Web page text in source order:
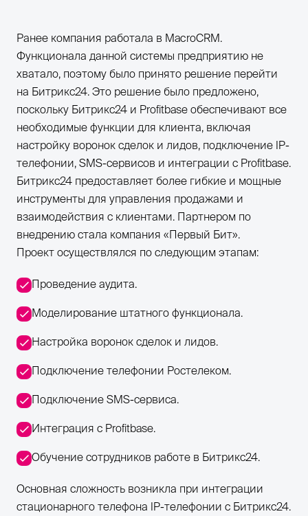
Ранее компания работала в MacroCRM.
Функционала данной системы предприятию не
хватало, поэтому было принято решение перейти
на Битрикс24. Это решение было предложено,
поскольку Битрикс24 и Profitbase обеспечивают все
необходимые функции для клиента, включая
настройку воронок сделок и лидов, подключение IP-
телефонии, SMS-сервисов и интеграции с Profitbase.
Битрикс24 предоставляет более гибкие и мощные
инструменты для управления продажами и
взаимодействия с клиентами. Партнером по
внедрению стала компания «Первый Бит».
Проект осуществлялся по следующим этапам:
Проведение аудита.
Моделирование штатного функционала.
Настройка воронок сделок и лидов.
Подключение телефонии Ростелеком.
Подключение SMS-сервиса.
Интеграция с Profitbase.
Обучение сотрудников работе в Битрикс24.
Основная сложность возникла при интеграции
стационарного телефона IP-телефонии с Битрикс24.